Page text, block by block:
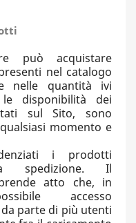
può acquistare
nel catalogo
nelle quantità ivi
disponibilità dei
sul Sito, sono
momento e
i prodotti
spedizione. Il
atto che, in
accesso
parte di più utenti